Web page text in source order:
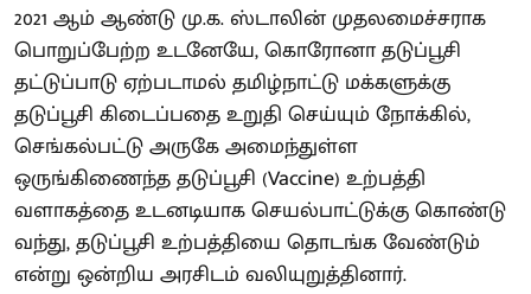
2021 ஆம் ஆண்டு மு.க. ஸ்டாலின் முதலமைச்சராக
பொறுப்பேற்ற உடனேயே, கொரோனா தடுப்பூசி
தட்டுப்பாடு ஏற்படாமல் தமிழ்நாட்டு மக்களுக்கு
தடுப்பூசி கிடைப்பதை உறுதி செய்யும் நோக்கில்,
செங்கல்பட்டு அருகே அமைந்துள்ள
ஒருங்கிணைந்த தடுப்பூசி (Vaccine) உற்பத்தி
வளாகத்தை உடனடியாக செயல்பாட்டுக்கு கொண்டு
வந்து, தடுப்பூசி உற்பத்தியை தொடங்க வேண்டும்
என்று ஒன்றிய அரசிடம் வலியுறுத்தினார்.